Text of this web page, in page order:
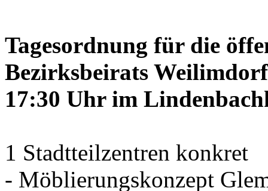
Tagesordnung für die
Bezirksbeirats
17:30 Uhr im
1 Stadtteilzentren konkret
- Möblierungskonzept